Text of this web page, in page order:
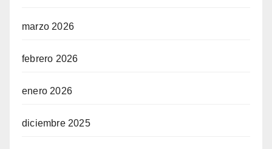
marzo 2026
febrero 2026
enero 2026
diciembre 2025